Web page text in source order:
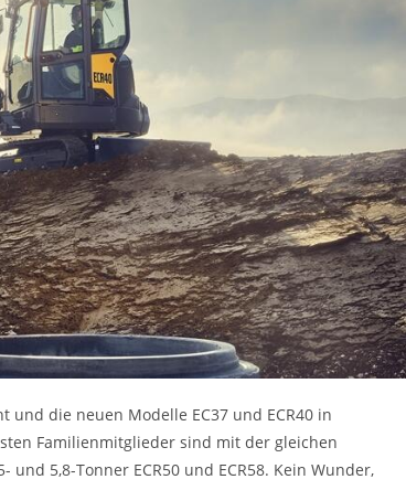
die neuen Modelle EC37 und ECR40 in
Familienmitglieder sind mit der gleichen
5,8-Tonner ECR50 und ECR58. Kein Wunder,